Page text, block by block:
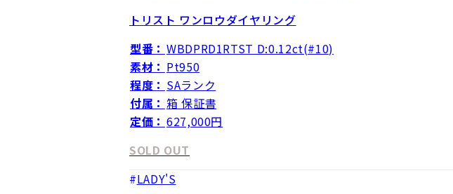
トリスト ワンロウダイヤリング
型番： WBDPRD1RTST D:0.12ct(#10)
素材： Pt950
程度： SAランク
付属： 箱 保証書
定価： 627,000円
SOLD OUT
LADY'S